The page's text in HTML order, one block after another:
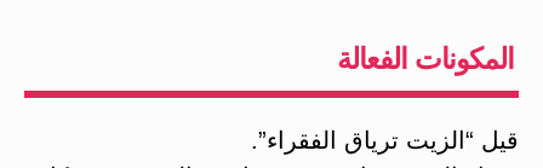
المكونات الفعالة
قيل “الزيت ترياق الفقراء”.